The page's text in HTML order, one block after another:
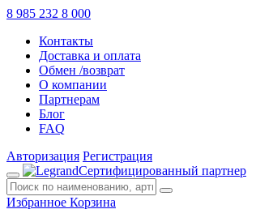
8 985 232 8 000
Контакты
Доставка и оплата
Обмен /возврат
О компании
Партнерам
Блог
FAQ
Авторизация Регистрация
Сертифицированный партнер
Избранное Корзина